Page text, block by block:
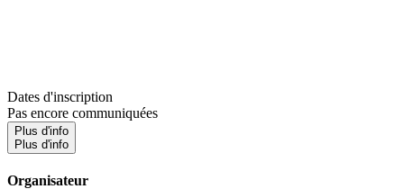
Dates d'inscription
Pas encore communiquées
Plus d'info
Plus d'info
Organisateur